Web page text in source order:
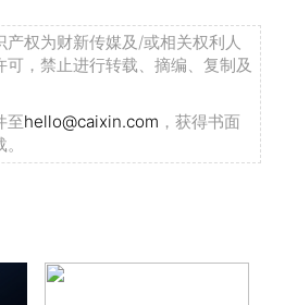
权为财新传媒及/或相关权利人
，禁止进行转载、摘编、复制及
至hello@caixin.com ，获得书面